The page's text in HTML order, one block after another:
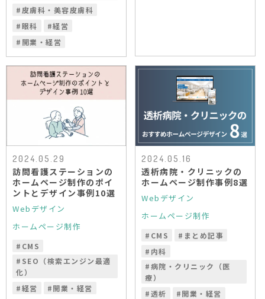
#皮膚科・美容皮膚科
#眼科 #経営
# 開業・経営
2024.05.29
訪問看護ステーションの
ホームページ制作のポイ
ントとデザイン事例10選
Webデザイン
ホームページ制作
# CMS
# SEO（検索エンジン最適
化）
#経営 #開業・経営
2024.05.16
透析病院・クリニックの
ホームページ制作事例8選
Webデザイン
ホームページ制作
# CMS # まとめ記事
# 内科
#病院・クリニック（医
療）
#透析 #開業・経営